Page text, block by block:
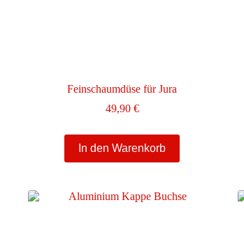
Feinschaumdüse für Jura
49,90 €
In den Warenkorb